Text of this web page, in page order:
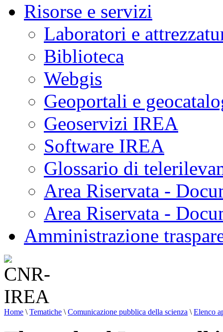
Risorse e servizi
Laboratori e
Biblioteca
Webgis
Geoportali e
Geoservizi IREA
Software IREA
Glossario di
Area Riservata -
Area Riservata -
Amministrazione
Home \ Tematiche \ Comunicazione pubblica della scienza \ Elenco